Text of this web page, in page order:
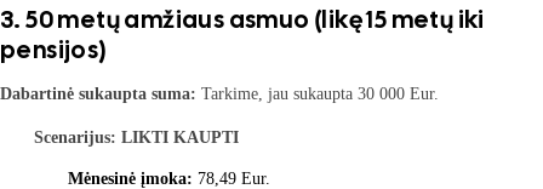
3. 50 metų amžiaus asmuo (likę 15 metų iki
pensijos)
Dabartinė sukaupta suma: Tarkime, jau sukaupta 30 000 Eur.
Scenarijus: LIKTI KAUPTI
Mėnesinė įmoka: 78,49 Eur.